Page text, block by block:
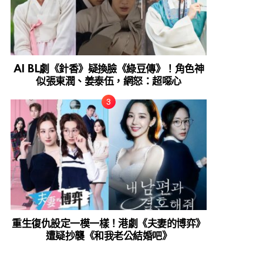
AI BL劇《針香》疑換臉《綠豆傳》！角色神
似張東潤、姜泰伍，網怒：超噁心
重生復仇設定一模一樣！港劇《夫妻的博弈》
遭疑抄襲《和我老公結婚吧》